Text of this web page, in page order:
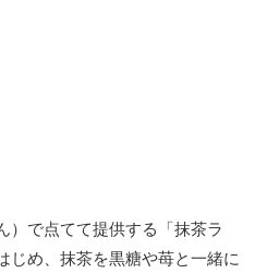
）で点てて提供する「抹茶ラ
じめ、抹茶を黒糖や苺と一緒に